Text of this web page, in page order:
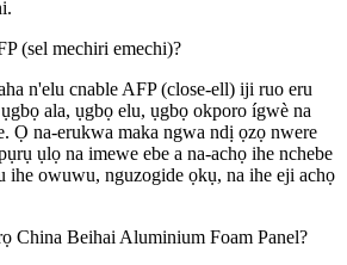
(sel mechiri emechi)?
n'elu cnable AFP (close-ell) iji ruo eru
ala, ụgbọ elu, ụgbọ okporo ígwè na
Ọ na-erukwa maka ngwa ndị ọzọ nwere
ụlọ na imewe ebe a na-achọ ihe nchebe
ihe owuwu, nguzogide ọkụ, na ihe eji achọ
China Beihai Aluminium Foam Panel?